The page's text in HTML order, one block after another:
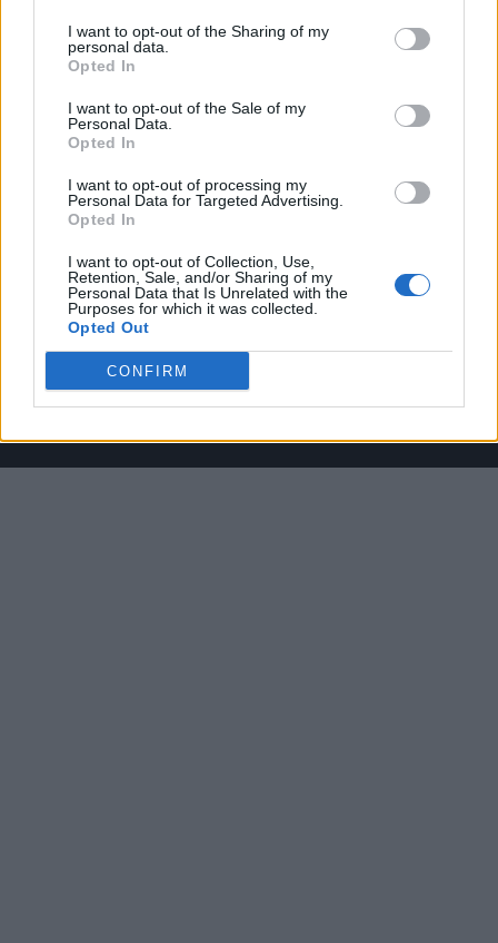
I want to opt-out of the Sharing of my
personal data.
Opted In
I want to opt-out of the Sale of my
Personal Data.
Opted In
I want to opt-out of processing my
Personal Data for Targeted Advertising.
Opted In
I want to opt-out of Collection, Use,
Retention, Sale, and/or Sharing of my
Personal Data that Is Unrelated with the
Purposes for which it was collected.
Opted Out
CONFIRM
Il materiale (testo, foto e video) consultabile in questo portale è di nostra proprietà.
Alcune foto (screenshot) ed articoli presenti su "Milan Magazine" sono in parte giunti da
pubblico dominio. Se i soggetti o gli autori avessero qualcosa in contrario alla
pubblicazione, non avranno che da segnalarlo alla redazione (indirizzo email:
redazione@napolimagazine.com), che provvederà prontamente alla rimozione.
"Milan Magazine" non è una testata giornalistica, ma un sito di informazione di
proprietà di Napoli Magazine, e non è in alcun modo collegato alla A.C. Milan, che ne
detiene tutti i marchi e diritti.